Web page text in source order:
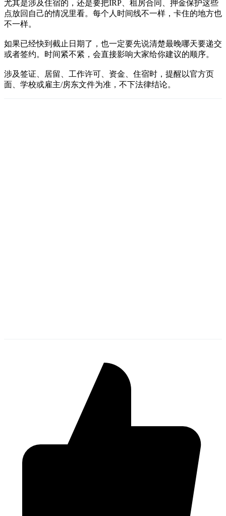
尤其是涉及住宿的，还是要把IRP、租房合同、押金保护这些
点放回自己的情况里看。每个人时间线不一样，卡住的地方也
不一样。
如果已经快到截止日期了，也一定要先说清楚最晚哪天要递交
或者签约。时间紧不紧，会直接影响大家给你建议的顺序。
涉及签证、居留、工作许可、资金、住宿时，提醒以官方页
面、学校或雇主/房东文件为准，不下法律结论。